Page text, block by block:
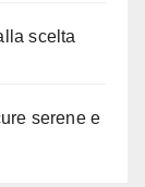
scelta
serene e